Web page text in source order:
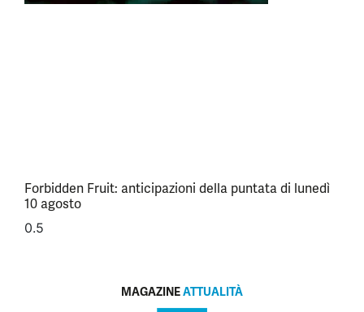
Forbidden Fruit: anticipazioni della puntata di lunedì
10 agosto
MAGAZINEATTUALITÀ